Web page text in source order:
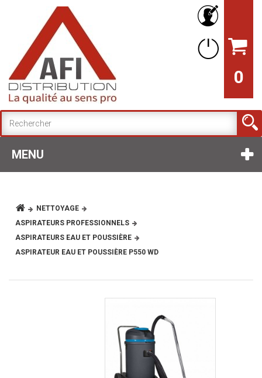
0
MENU
NETTOYAGE
ASPIRATEURS PROFESSIONNELS
ASPIRATEURS EAU ET POUSSIÈRE
ASPIRATEUR EAU ET POUSSIÈRE P550 WD